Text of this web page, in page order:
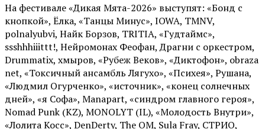
На фестивале «Дикая Мята-2026» выступят: «Бонд с
кнопкой», Ёлка, «Танцы Минус», IOWA, TMNV,
polnalyubvi, Найк Борзов, TRITIA, «Гудтаймс»,
ssshhhiiittt!, Нейромонах Феофан, Драгни с оркестром,
Drummatix, хмыров, «Рубеж Веков», «Диктофон», obraza
net, «Токсичный ансамбль Лягухо», «Психея», Рушана,
«Людмил Огурченко», «источник», «конец солнечных
дней», «я Софа», Manapart, «синдром главного героя»,
Nomad Punk (KZ), MONOLYT (IL), «Молодость Внутри»,
«Лолита Косс», DenDerty, The OM, Sula Fray, СТРИО,